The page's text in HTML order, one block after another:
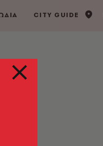
CITY GUIDE